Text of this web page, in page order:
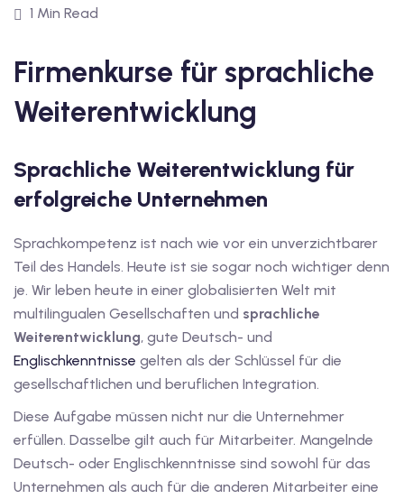
Deutsch A1
A1
1 Min Read
Firmenkurse für sprachliche
Weiterentwicklung
Sprachliche Weiterentwicklung für
erfolgreiche Unternehmen
Sprachkompetenz ist nach wie vor ein unverzichtbarer
Teil des Handels. Heute ist sie sogar noch wichtiger denn
je. Wir leben heute in einer globalisierten Welt mit
multilingualen Gesellschaften und sprachliche
Weiterentwicklung, gute Deutsch- und
Englischkenntnisse gelten als der Schlüssel für die
gesellschaftlichen und beruflichen Integration.
Diese Aufgabe müssen nicht nur die Unternehmer
erfüllen. Dasselbe gilt auch für Mitarbeiter. Mangelnde
Deutsch- oder Englischkenntnisse sind sowohl für das
Unternehmen als auch für die anderen Mitarbeiter eine